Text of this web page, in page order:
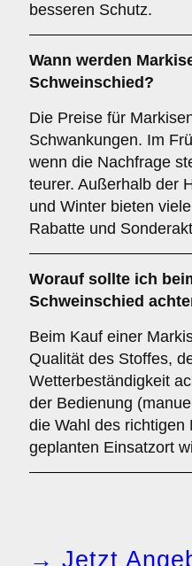
besseren Schutz.
Wann werden
Schweinschied?
Die Preise für
Schwankungen. Im
wenn die Nachfrage
teurer. Außerhalb der
und Winter bieten
Rabatte und
Worauf sollte ich
Schweinschied
Beim Kauf einer
Qualität des Stoffes,
Wetterbeständigkeit
der Bedienung
die Wahl des richtigen
geplanten Einsatzort
→ Jetzt